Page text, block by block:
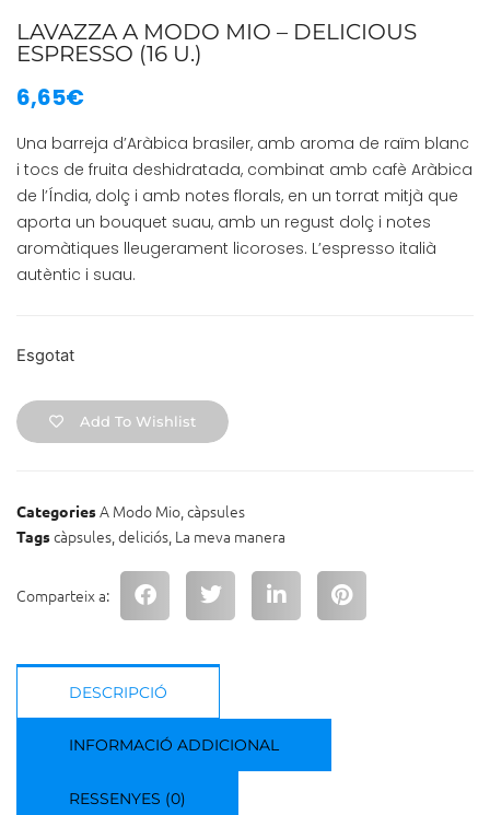
LAVAZZA A MODO MIO – DELICIOUS
ESPRESSO (16 U.)
6,65€
Una barreja d’Aràbica brasiler, amb aroma de raïm blanc
i tocs de fruita deshidratada, combinat amb cafè Aràbica
de l’Índia, dolç i amb notes florals, en un torrat mitjà que
aporta un bouquet suau, amb un regust dolç i notes
aromàtiques lleugerament licoroses. L’espresso italià
autèntic i suau.
Esgotat
Add To Wishlist
CategoriesA Modo Mio càpsules
Tagscàpsules deliciós La meva manera
Comparteix a:
DESCRIPCIÓ
INFORMACIÓ ADDICIONAL
RESSENYES (0)